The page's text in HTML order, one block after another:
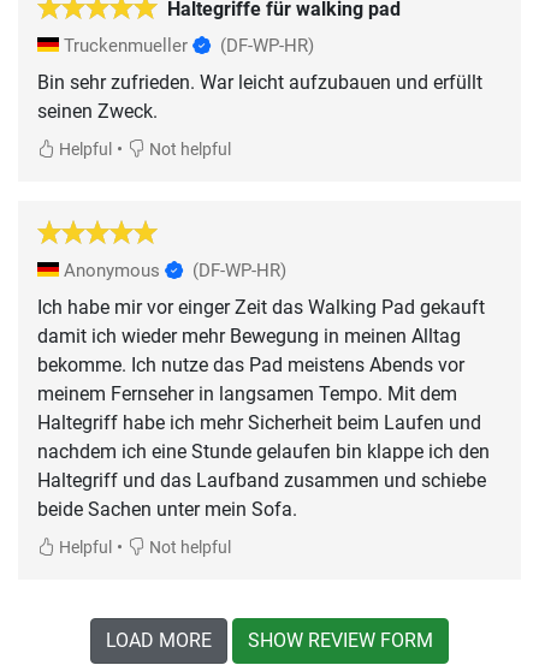
Haltegriffe für walking pad
Truckenmueller (DF-WP-HR)
Bin sehr zufrieden. War leicht aufzubauen und erfüllt
seinen Zweck.
Helpful • Not helpful
Anonymous (DF-WP-HR)
Ich habe mir vor einger Zeit das Walking Pad gekauft
damit ich wieder mehr Bewegung in meinen Alltag
bekomme. Ich nutze das Pad meistens Abends vor
meinem Fernseher in langsamen Tempo. Mit dem
Haltegriff habe ich mehr Sicherheit beim Laufen und
nachdem ich eine Stunde gelaufen bin klappe ich den
Haltegriff und das Laufband zusammen und schiebe
beide Sachen unter mein Sofa.
Helpful • Not helpful
LOAD MORE SHOW REVIEW FORM